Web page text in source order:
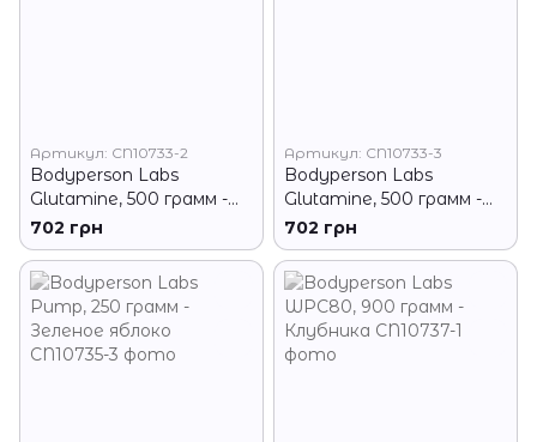
Артикул: CN10733-2
Bodyperson Labs
Glutamine, 500 грамм -
Апельсин
702 грн
Артикул: CN10733-3
Bodyperson Labs
Glutamine, 500 грамм -
Зеленое яблоко
702 грн